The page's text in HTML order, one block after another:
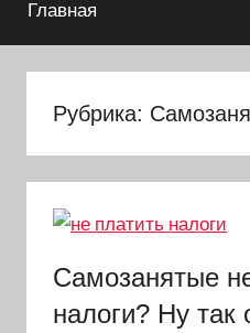
Главная
Рубрика:
Самозанятые
налоги? Ну так